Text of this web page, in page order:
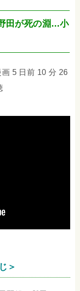
田が死の淵…小
5 日前 10 分 26
＞